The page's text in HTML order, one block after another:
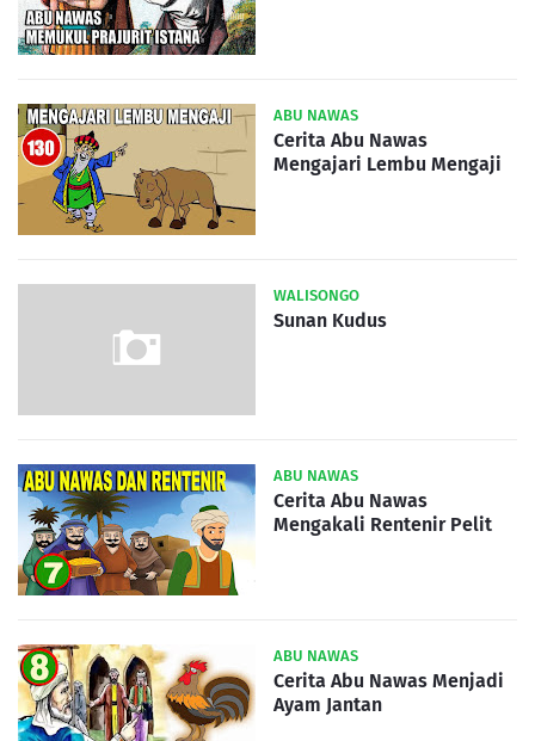
ABU NAWAS
Cerita Abu Nawas
Mengajari Lembu Mengaji
WALISONGO
Sunan Kudus
ABU NAWAS
Cerita Abu Nawas
Mengakali Rentenir Pelit
ABU NAWAS
Cerita Abu Nawas Menjadi
Ayam Jantan